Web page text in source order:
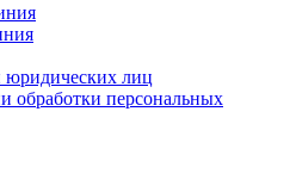
лиц
обработки персональных